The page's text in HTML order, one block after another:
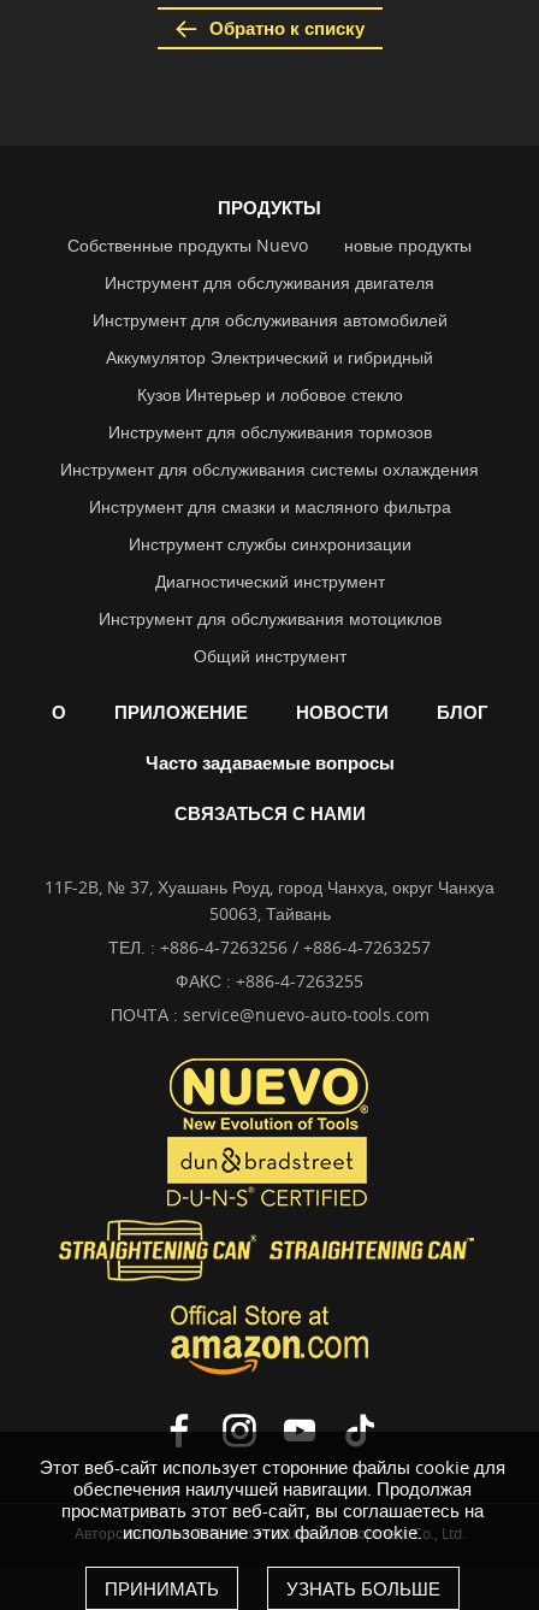
Обратно к списку
Этот веб-сайт использует сторонние файлы cookie для
обеспечения наилучшей навигации. Продолжая
просматривать этот веб-сайт, вы соглашаетесь на
использование этих файлов cookie.
ПРИНИМАТЬ УЗНАТЬ БОЛЬШЕ
ПРОДУКТЫ
Собственные продукты Nuevo
новые продукты
Инструмент для обслуживания двигателя
Инструмент для обслуживания автомобилей
Аккумулятор Электрический и гибридный
Кузов Интерьер и лобовое стекло
Инструмент для обслуживания тормозов
Инструмент для обслуживания системы охлаждения
Инструмент для смазки и масляного фильтра
Инструмент службы синхронизации
Диагностический инструмент
Инструмент для обслуживания мотоциклов
Общий инструмент
О ПРИЛОЖЕНИЕ НОВОСТИ БЛОГ
Часто задаваемые вопросы
СВЯЗАТЬСЯ С НАМИ
11F-2B, № 37, Хуашань Роуд, город Чанхуа, округ Чанхуа
50063, Тайвань
ТЕЛ. : +886-4-7263256 / +886-4-7263257
ФАКС : +886-4-7263255
ПОЧТА : service@nuevo-auto-tools.com
Авторское право © Nuevo Products Development Co., Ltd.